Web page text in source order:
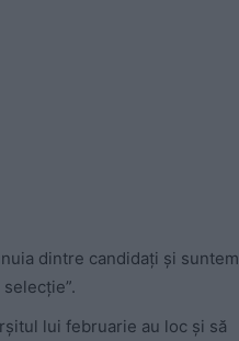
dintre candidaţi şi suntem
lui februarie au loc şi să